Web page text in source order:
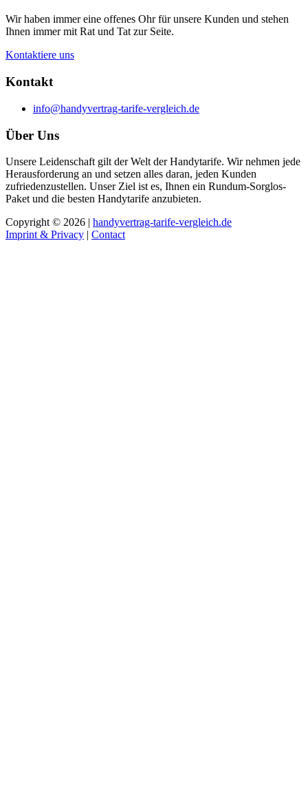
Wir haben immer eine offenes Ohr für unsere Kunden und stehen
Ihnen immer mit Rat und Tat zur Seite.
Kontaktiere uns
Kontakt
info@handyvertrag-tarife-vergleich.de
Über Uns
Unsere Leidenschaft gilt der Welt der Handytarife. Wir nehmen jede
Herausforderung an und setzen alles daran, jeden Kunden
zufriedenzustellen. Unser Ziel ist es, Ihnen ein Rundum-Sorglos-
Paket und die besten Handytarife anzubieten.
Copyright © 2026 | handyvertrag-tarife-vergleich.de
Imprint & Privacy | Contact